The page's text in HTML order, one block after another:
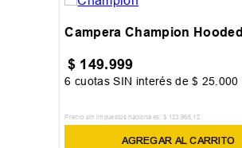
Campera Champion Hooded
$ 149.999
6 cuotas SIN interés de$ 25.000
Precio sin impuestos nacionales: $ 123 .966,12
AGREGAR AL CARRITO